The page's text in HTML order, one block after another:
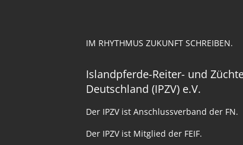
IM RHYTHMUS ZUKUNFT SCHREIBEN.
Islandpferde-Reiter- und
Deutschland (IPZV) e.V.
Der IPZV ist Anschlussverband der FN.
Der IPZV ist Mitglied der FEIF.